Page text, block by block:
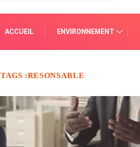
ACCUEIL ENVIRONNEMENT
TAGS :RESONSABLE